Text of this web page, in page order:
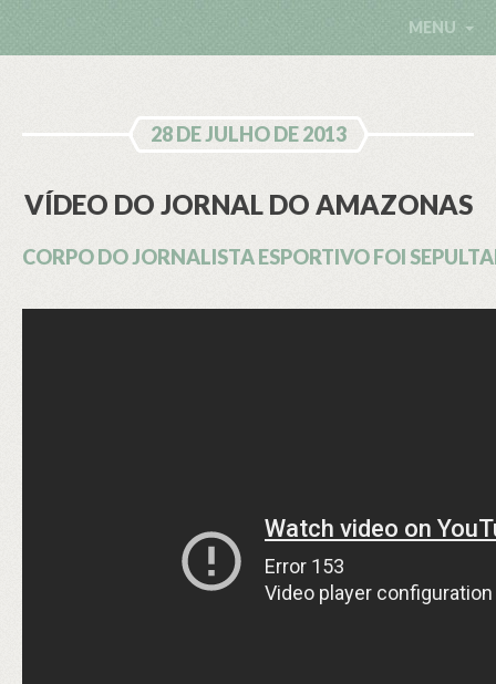
MENU
28 DE JULHO DE 2013
VÍDEO DO JORNAL DO AMAZONAS
CORPO DO JORNALISTA ESPORTIVO FOI